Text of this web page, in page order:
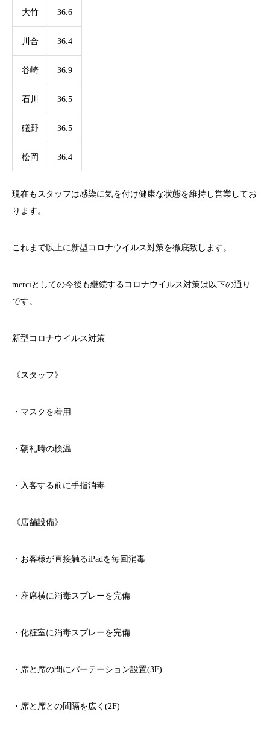
大竹 36.6
川合 36.4
谷崎 36.9
石川 36.5
礒野 36.5
松岡 36.4
現在もスタッフは感染に気を付け健康な状態を維持し営業してお
ります。
これまで以上に新型コロナウイルス対策を徹底致します。
merci としての今後も継続するコロナウイルス対策は以下の通り
です。
新型コロナウイルス対策
《スタッフ》
・マスクを着用
・朝礼時の検温
・入客する前に手指消毒
《店舗設備》
・お客様が直接触るiPad を毎回消毒
・座席横に消毒スプレーを完備
・化粧室に消毒スプレーを完備
・席と席の間にパーテーション設置(3F)
・席と席との間隔を広く (2F)